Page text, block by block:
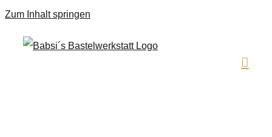
Zum Inhalt springen